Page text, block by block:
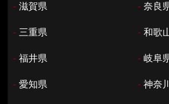
- 滋賀県 - 奈良
- 三重県 - 和歌
- 福井県 - 岐阜
- 愛知県 - 神奈